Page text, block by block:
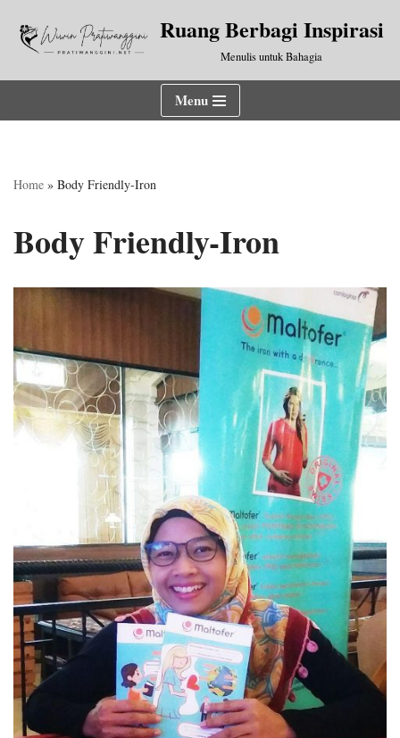
Lompat
Ruang Berbagi Inspirasi
Menulis untuk Bahagia
Menu
Home » Body Friendly-Iron
Body Friendly-Iron